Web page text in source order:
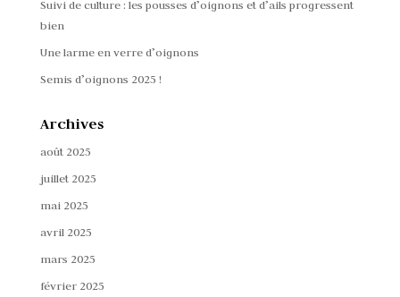
Suivi de culture : les pousses d’oignons et d’ails progressent
bien
Une larme en verre d’oignons
Semis d’oignons 2025 !
Archives
août 2025
juillet 2025
mai 2025
avril 2025
mars 2025
février 2025